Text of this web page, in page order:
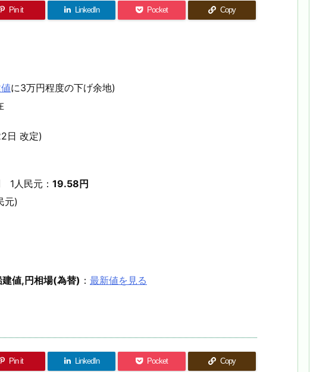
Pin it LinkedIn Pocket Copy
に3万円程度の下げ余地)
日 改定)
1人民元： 19.58円
元)
値,円相場(為替) ： 最新値を見る
Pin it LinkedIn Pocket Copy